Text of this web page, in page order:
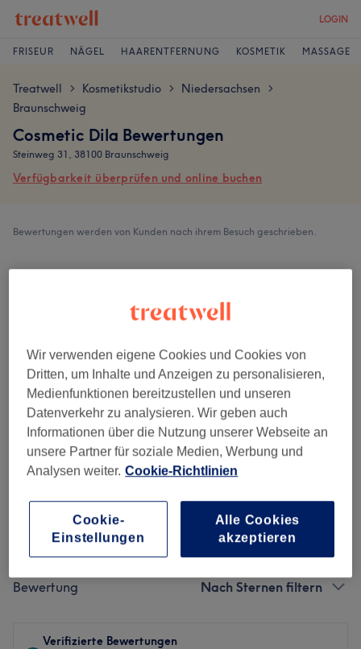
LOGIN
FRISEUR NÄGEL HAARENTFERNUNG KOSMETIK MASSAGE
Treatwell > Kosmetikstudio > Niedersachsen >
Braunschweig
Cosmetic Dila Bewertungen
Steinweg 31, 38100 Braunschweig
Verfügbarkeit überprüfen und online buchen
Bewertungen werden von Kunden nach ihrem Besuch geschrieben.
4,8
Sauberkeit
Service
Bewertungen filtern
Behandlung Alle Bewertungen
Bewertung Nach Sternen filtern
Verifizierte Bewertungen
Wir verwenden eigene Cookies und Cookies von
Dritten, um Inhalte und Anzeigen zu personalisieren,
Medienfunktionen bereitzustellen und unseren
Datenverkehr zu analysieren. Wir geben auch
Informationen über die Nutzung unserer Webseite an
unsere Partner für soziale Medien, Werbung und
Analysen weiter. Cookie-Richtlinien
Cookie-
Einstellungen
Alle Cookies
akzeptieren